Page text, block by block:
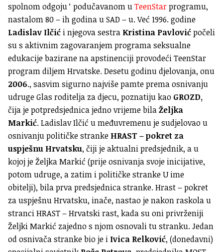
spolnom odgoju ‘ podučavanom uTeenStarprogramu,
nastalom 80 – ih godina u SAD – u. Već 1996. godine
Ladislav Ilčić i njegova sestra Kristina Pavlovićpočeli
su s aktivnim zagovaranjem programa seksualne
edukacije bazirane na apstinenciji provodeći TeenStar
program diljem Hrvatske. Desetu godinu djelovanja, onu
2006., sasvim sigurno najviše pamte prema osnivanju
udruge Glas roditelja za djecu, poznatiju kao GROZD,
čija je potpredsjednica jedno vrijeme bilaŽeljka
Markić. Ladislav Ilčić u međuvremenu je sudjelovao u
osnivanju političke stranke HRAST – pokret za
uspješnu Hrvatsku, čiji je aktualni predsjednik, a u
kojoj je Željka Markić (prije osnivanja svoje inicijative,
potom udruge, a zatim i političke stranke U ime
obitelji), bila prva predsjednica stranke. Hrast – pokret
za uspješnu Hrvatsku, inače, nastao je nakon raskola u
stranci HRAST – Hrvatski rast, kada su oni privrženiji
Željki Markić zajedno s njom osnovali tu stranku. Jedan
od osnivača stranke bio je i Ivica Relković, (donedavni)